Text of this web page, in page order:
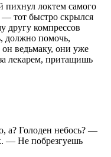
локтем самого
тот быстро скрылся
другу компрессов
должно помочь,
ведьмаку, они уже
лекарем, притащишь
а? Голоден небось? —
— Не побрезгуешь